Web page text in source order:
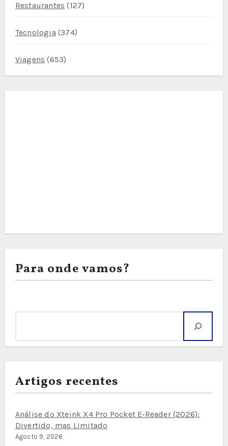
Restaurantes (127)
Tecnologia (374)
Viagens (653)
Para onde vamos?
Artigos recentes
Análise do Xteink X4 Pro Pocket E‑Reader (2026):
Divertido, mas Limitado
Agosto 9, 2026